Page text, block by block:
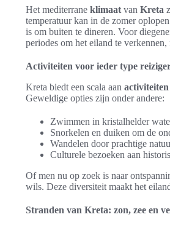
Het mediterrane klimaat van Kreta
temperatuur kan in de zomer
is om buiten te dineren. Voor
periodes om het eiland te
Activiteiten voor ieder type
Kreta biedt een scala aan activiteiten
Geweldige opties zijn onder andere:
Zwimmen in kristalhelder
Snorkelen en duiken om de
Wandelen door prachtige
Culturele bezoeken aan
Of men nu op zoek is naar
wils. Deze diversiteit maakt het
Stranden van Kreta: zon, zee en